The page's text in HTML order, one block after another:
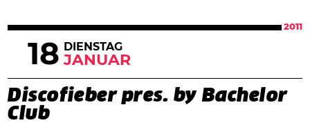
2011
18 DIENSTAG
JANUAR
Discofieber pres. by Bachelor
Club